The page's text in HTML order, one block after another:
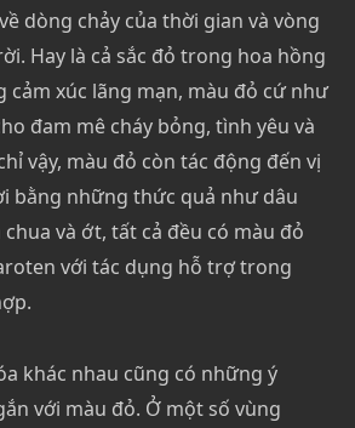
dòng chảy của thời gian và vòng
Hay là cả sắc đỏ trong hoa hồng
cảm xúc lãng mạn, màu đỏ cứ như
đam mê cháy bỏng, tình yêu và
vậy, màu đỏ còn tác động đến vị
bằng những thức quả như dâu
chua và ớt, tất cả đều có màu đỏ
với tác dụng hỗ trợ trong
khác nhau cũng có những ý
với màu đỏ. Ở một số vùng